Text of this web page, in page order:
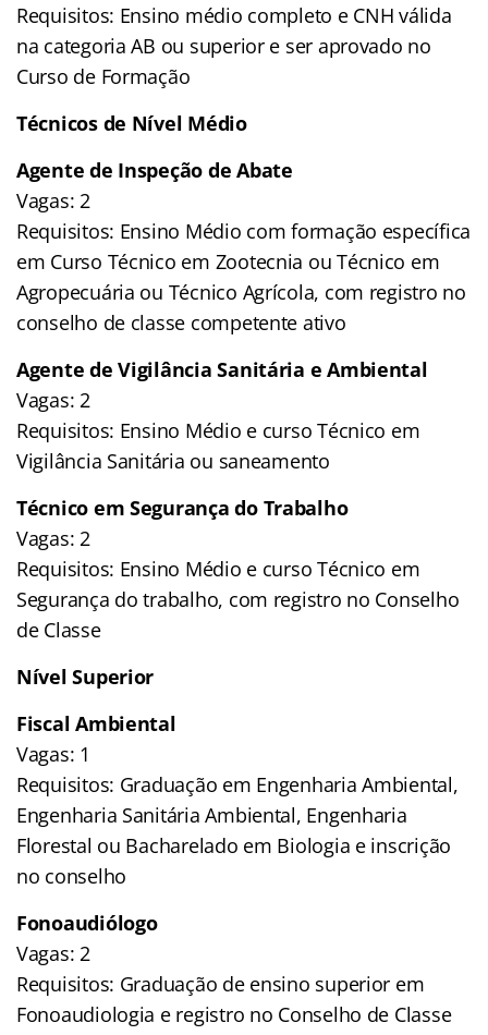
Requisitos: Ensino médio completo e CNH válida
na categoria AB ou superior e ser aprovado no
Curso de Formação
Técnicos de Nível Médio
Agente de Inspeção de Abate
Vagas: 2
Requisitos: Ensino Médio com formação específica
em Curso Técnico em Zootecnia ou Técnico em
Agropecuária ou Técnico Agrícola, com registro no
conselho de classe competente ativo
Agente de Vigilância Sanitária e Ambiental
Vagas: 2
Requisitos: Ensino Médio e curso Técnico em
Vigilância Sanitária ou saneamento
Técnico em Segurança do Trabalho
Vagas: 2
Requisitos: Ensino Médio e curso Técnico em
Segurança do trabalho, com registro no Conselho
de Classe
Nível Superior
Fiscal Ambiental
Vagas: 1
Requisitos: Graduação em Engenharia Ambiental,
Engenharia Sanitária Ambiental, Engenharia
Florestal ou Bacharelado em Biologia e inscrição
no conselho
Fonoaudiólogo
Vagas: 2
Requisitos: Graduação de ensino superior em
Fonoaudiologia e registro no Conselho de Classe